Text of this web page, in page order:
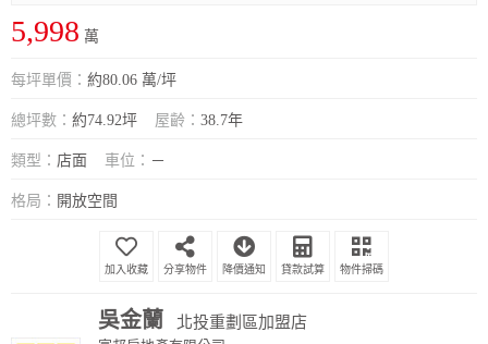
5,998 萬
每坪單價： 約80.06 萬/坪
總坪數： 約74.92坪 屋齡： 38.7年
類型： 店面 車位： －
格局： 開放空間
分享物件 降價通知 貸款試算 物件掃碼
吳金蘭 北投重劃區加盟店